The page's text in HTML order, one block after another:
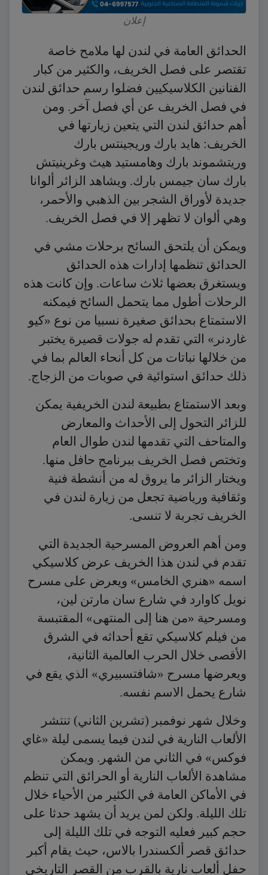
إعلان
الحدائق العامة في لندن لها ملامح خاصة
تقتصر على فصل الخريف، والكثير من كبار
الفنانين الكلاسيكيين فضلوا رسم حدائق لندن
في فصل الخريف عن أي فصل آخر. ومن
أهم حدائق لندن التي يتعين زيارتها في
الخريف: هايد بارك وريجينتس بارك
وريتشموند بارك وهامستيد هيث وغرينيتش
بارك سان جيمس بارك. ويشاهد الزائر ألوانا
جديدة لأوراق الشجر بين الذهبي والأحمر،
وهي ألوان لا تظهر إلا في فصل الخريف.
ويمكن أن يلتحق السائح برحلات مشي في
الحدائق تنظمها إدارات هذه الحدائق
ويستغرق بعضها ثلاث ساعات. وإن كانت هذه
الرحلات أطول مما يتحمل السائح فيمكنه
الاستمتاع بحدائق صغيرة نسبيا من نوع «كيو
غاردنر» التي تقدم له جولات قصيرة يختبر
من خلالها نباتات من كل أنحاء العالم بما في
ذلك حدائق استوائية في صوبات من الزجاج.
وبعد الاستمتاع بطبيعة لندن الخريفية يمكن
للزائر التحول إلى الأحداث والمعارض
والمتاحف التي تقدمها لندن طوال العام
وتختص فصل الخريف ببرنامج حافل منها.
ويختار الزائر ما يروق له من أنشطة فنية
وثقافية ورياضية تجعل من زيارة لندن في
الخريف تجربة لا تنسى.
ومن أهم العروض المسرحية الجديدة التي
تقدم في لندن هذا الخريف عرض كلاسيكي
اسمه «هنري الخامس» ويعرض على مسرح
نويل كاوارد في شارع سان مارتن لين،
ومسرحية «من هنا إلى المنتهى» المقتبسة
من فيلم كلاسيكي تقع أحداثه في الشرق
الأقصى خلال الحرب العالمية الثانية،
ويعرضها مسرح «شافتسبيري» الذي يقع في
شارع يحمل الاسم نفسه.
وخلال شهر نوفمبر (تشرين الثاني) تنتشر
الألعاب النارية في لندن فيما يسمى ليلة «غاي
فوكس» في الثاني من الشهر. ويمكن
مشاهدة الألعاب النارية أو الحرائق التي تنظم
في الأماكن العامة في الكثير من الأحياء خلال
تلك الليلة. ولكن لمن يريد أن يشهد حدثا على
حجم كبير فعليه التوجه في تلك الليلة إلى
حدائق قصر ألكسندرا بالاس، حيث يقام أكبر
حفل ألعاب نارية بالقرب من القصر التاريخي